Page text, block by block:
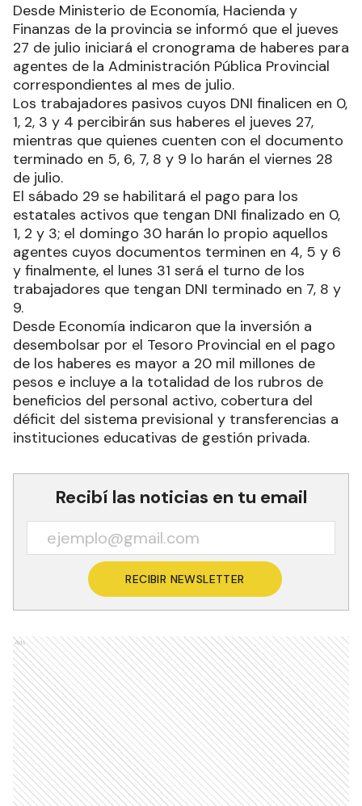
Desde Ministerio de Economía, Hacienda y
Finanzas de la provincia se informó que el jueves
27 de julio iniciará el cronograma de haberes para
agentes de la Administración Pública Provincial
correspondientes al mes de julio.
Los trabajadores pasivos cuyos DNI finalicen en 0,
1, 2, 3 y 4 percibirán sus haberes el jueves 27,
mientras que quienes cuenten con el documento
terminado en 5, 6, 7, 8 y 9 lo harán el viernes 28
de julio.
El sábado 29 se habilitará el pago para los
estatales activos que tengan DNI finalizado en 0,
1, 2 y 3; el domingo 30 harán lo propio aquellos
agentes cuyos documentos terminen en 4, 5 y 6
y finalmente, el lunes 31 será el turno de los
trabajadores que tengan DNI terminado en 7, 8 y
9.
Desde Economía indicaron que la inversión a
desembolsar por el Tesoro Provincial en el pago
de los haberes es mayor a 20 mil millones de
pesos e incluye a la totalidad de los rubros de
beneficios del personal activo, cobertura del
déficit del sistema previsional y transferencias a
instituciones educativas de gestión privada.
Recibí las noticias en tu email
RECIBIR NEWSLETTER
Ads